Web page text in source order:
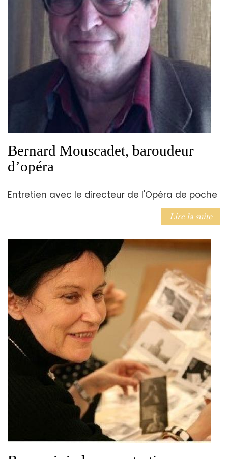
Bernard Mouscadet, baroudeur
d’opéra
Entretien avec le directeur de l'Opéra de poche
Lire la suite